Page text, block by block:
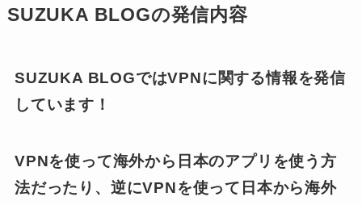
SUZUKA BLOGの発信内容
SUZUKA BLOGではVPNに関する情報を発信
しています！
VPNを使って海外から日本のアプリを使う方
法だったり、逆にVPNを使って日本から海外